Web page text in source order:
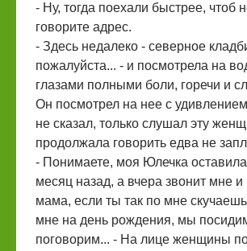
- Ну, тогда поехали быстрее, чтоб
говорите адрес.
- Здесь недалеко - северное
пожалуйста... - и посмотрела на
глазами полными боли, горечи и
Он посмотрел на нее с
не сказал, только слушал эту
продолжала говорить едва не
- Понимаете, моя Юлечка
месяц назад, а вчера звонит мне и
мама, если ты так по мне
мне на день рождения, мы
поговорим... - На лице женщины